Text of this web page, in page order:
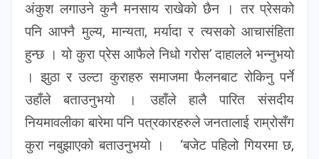
अंकुश लगाउने कुनै मनसाय राखेको छैन । तर प्रेसको
पनि आफ्नै मुल्य, मान्यता, मर्यादा र त्यसको आचासंहिता
हुन्छ । यो कुरा प्रेस आफैले निधो गरोस’ दाहालले भन्नुभयो
। झुठा र उल्टा कुराहरु समाजमा फैलनबाट रोकिनु पर्ने
उहाँले बताउनुभयो । उहाँले हालै पारित संसदीय
नियमावलीका बारेमा पनि पत्रकारहरुले जनतालाई राम्रोसँग
कुरा नबुझाएको बताउनुभयो । ‘बजेट पहिलो गियरमा छ,